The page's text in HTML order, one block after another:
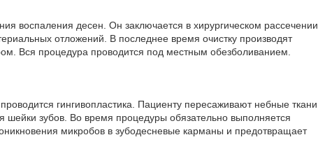
воспаления десен. Он заключается в хирургическом рассечении
отложений. В последнее время очистку производят
Вся процедура проводится под местным обезболиванием.
гингивопластика. Пациенту пересаживают небные ткани
шейки зубов. Во время процедуры обязательно выполняется
микробов в зубодесневые карманы и предотвращает